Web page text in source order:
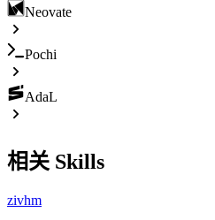
Neovate
Pochi
AdaL
相关 Skills
zivhm